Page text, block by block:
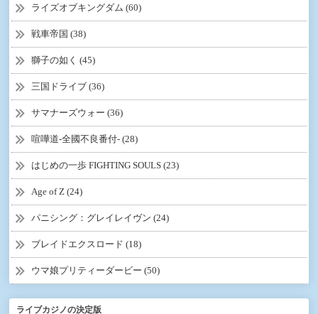
ライズオブキングダム (60)
戦車帝国 (38)
獅子の如く (45)
三国ドライブ (36)
サマナーズウォー (36)
喧嘩道-全國不良番付- (28)
はじめの一歩 FIGHTING SOULS (23)
Age of Z (24)
パニシング：グレイレイヴン (24)
ブレイドエクスロード (18)
ウマ娘プリティーダービー (50)
ライブカジノの決定版